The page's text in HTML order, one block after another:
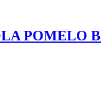
POMELO